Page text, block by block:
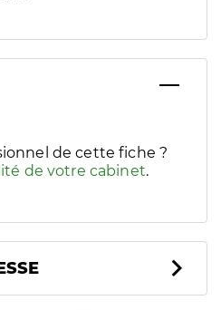
handicaps/besoins
de cette fiche ?
de votre cabinet.